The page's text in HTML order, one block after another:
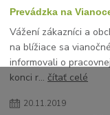
Prevádzka na
Vážení zákazníci a
na blížiace sa
informovali o
konci r...čítať celé
20.11.2019